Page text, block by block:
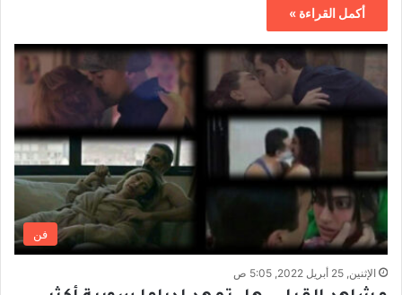
أكمل القراءة »
فن
الإثنين, 25 أبريل 2022, 5:05 ص